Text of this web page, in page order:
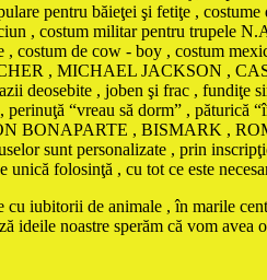
pentru băieţei şi fetiţe ,
, costum militar pentru trupele
de cow - boy , costum
, MICHAEL JACKSON ,
deosebite , joben şi frac , fundiţe
“vreau să dorm” , păturică
BONAPARTE , BISMARK
sunt personalizate , prin
folosinţă , cu tot ce este
iubitorii de animale , în marile
ideile noastre sperăm că vom avea